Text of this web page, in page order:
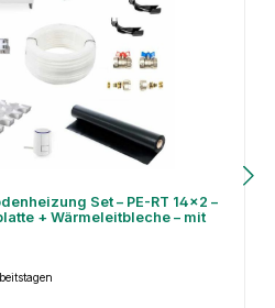
Set – PE-RT 14×2 –
+ Wärmeleitbleche – mit